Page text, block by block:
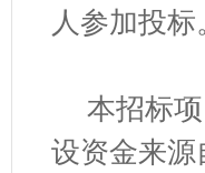
人参加投标
本招标
设资金来源